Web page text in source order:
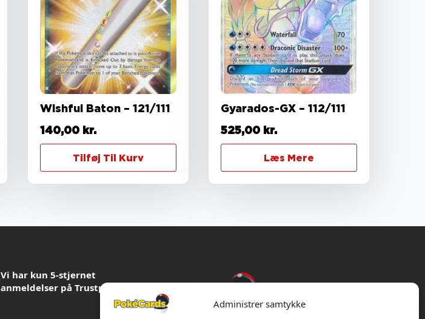
Administrer samtykke
Wishful Baton – 121/111
140,00 kr.
Tilføj Til Kurv
Gyarados-GX – 112/111
525,00 kr.
Læs Mere
Vi har kun 5-stjernet
anmeldelser på Trustpilot